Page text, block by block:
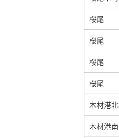
桜尾
桜尾
桜尾
桜尾
木材港北
木材港南